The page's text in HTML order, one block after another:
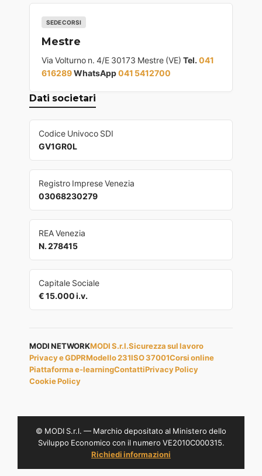
SEDE CORSI
Mestre
Via Volturno n. 4/E 30173 Mestre (VE) Tel. 041
616289WhatsApp041 5412700
Dati societari
Codice Univoco SDI
GV1GR0L
Registro Imprese Venezia
03068230279
REA Venezia
N. 278415
Capitale Sociale
€ 15.000 i.v.
MODI NETWORKMODI S.r.l.Sicurezza sul lavoro
Privacy e GDPRModello 231ISO 37001Corsi online
Piattaforma e-learningContattiPrivacy Policy
Cookie Policy
© MODI S.r.l. — Marchio depositato al Ministero dello
Sviluppo Economico con il numero VE2010C000315.
Richiedi informazioni